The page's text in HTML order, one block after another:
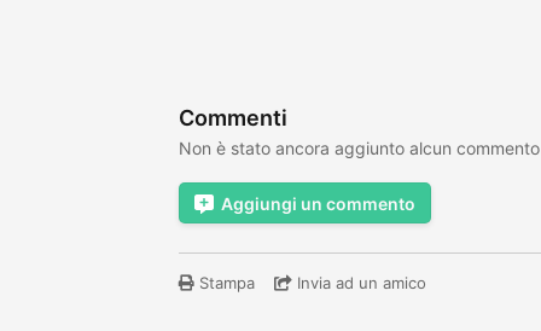
Commenti
Non è stato ancora aggiunto alcun commento
Aggiungi un commento
Stampa Invia ad un amico